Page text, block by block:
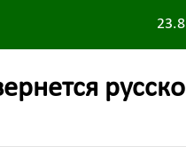
23.8